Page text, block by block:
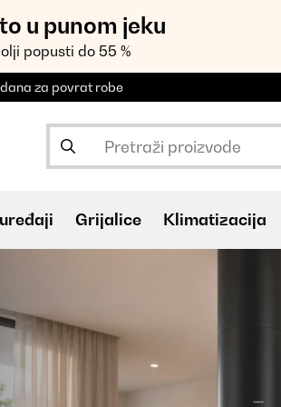
u punom jeku
popusti do 55 %
dana za povrat robe
Grijalice Klimatizacija